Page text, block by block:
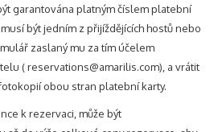
garantována platným číslem platební
být jedním z přijíždějících hostů nebo
zaslaný mu za tím účelem
( reservations@amarilis.com), a vrátit
obou stran platební karty.
k rezervaci, může být